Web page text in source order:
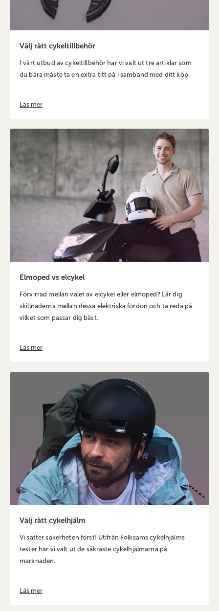
Välj rätt cykeltillbehör
I vårt utbud av cykeltillbehör har vi valt ut tre artiklar som
du bara måste ta en extra titt på i samband med ditt köp.
Läs mer
Elmoped vs elcykel
Förvirrad mellan valet av elcykel eller elmoped? Lär dig
skillnaderna mellan dessa elektriska fordon och ta reda på
vilket som passar dig bäst.
Läs mer
Välj rätt cykelhjälm
Vi sätter säkerheten först! Utifrån Folksams cykelhjälms
tester har vi valt ut de säkraste cykelhjälmarna på
marknaden.
Läs mer